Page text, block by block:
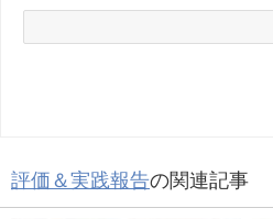
評価＆実践報告の関連記事